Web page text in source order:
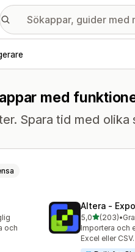
med
Spara tid med
och
Altera ‑
5,0av 5 stjärnor
(203)
203 •
Importera och
Excel eller